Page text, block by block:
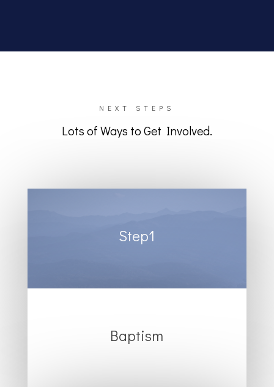
NEXT STEPS
Lots of Ways to Get Involved.
Step1
Baptism